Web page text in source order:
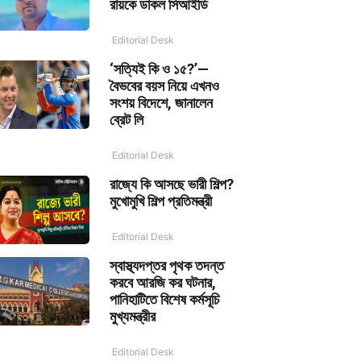
রায়কে ডাকল সিআইডি
Editorial Desk
‘সত্যিই কি ও ১৫?’—
বৈভবের বয়স নিয়ে এখনও
সংশয় বিদেশে, জানালেন
ব্রেট লি
Editorial Desk
রাজ্যে কি আসছে ভারী শিল্প?
মুখোমুখি শিল্প প্রতিমন্ত্রী
Editorial Desk
স্বাস্থ্যদপ্তর পৃথক তদন্ত
করবে আরজি কর ঘটনার,
পানিহাটিতে বিশেষ কর্মসূচি
মুখ্যমন্ত্রীর
Editorial Desk